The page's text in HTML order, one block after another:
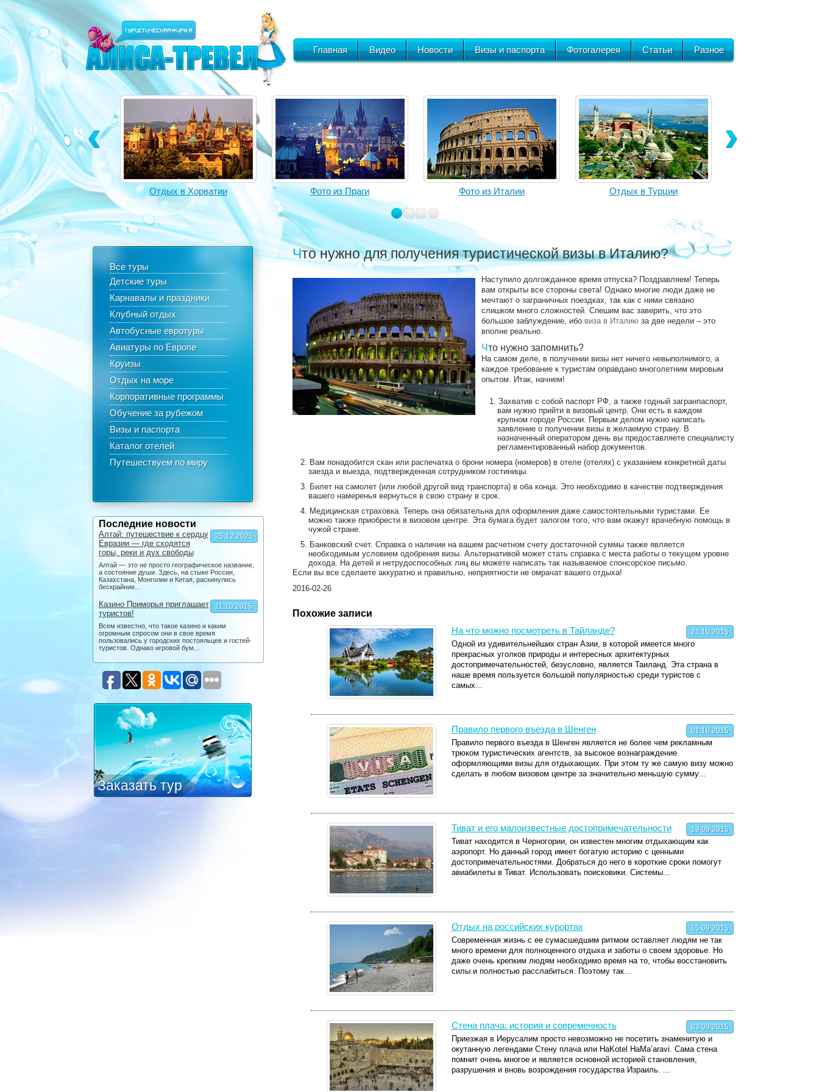
Главная Видео Новости Визы и паспорта Фотогалерея Статьи Разное
Отдых в Турции Отдых в Хорватии Фото из Праги Фото из Италии Отдых в Турции
Все туры
Детские туры
Карнавалы и праздники
Клубный отдых
Автобусные евротуры
Авиатуры по Европе
Круизы
Отдых на море
Корпоративные программы
Обучение за рубежом
Визы и паспорта
Каталог отелей
Путешествуем по миру
Последние новости
25.12.2025
Алтай: путешествие к сердцу
Евразии — где сходятся
горы, реки и дух свободы
Алтай — это не просто географическое название,
а состояние души. Здесь, на стыке России,
Казахстана, Монголии и Китая, раскинулись
бескрайние...
11.10.2015
Казино Приморья приглашает
туристов!
Всем известно, что такое казино и каким
огромным спросом они в свое время
пользовались у городских постояльцев и гостей-
туристов. Однако игровой бум...
Заказать тур
Что нужно для получения туристической визы в Италию?
Наступило долгожданное время отпуска? Поздравляем! Теперь
вам открыты все стороны света! Однако многие люди даже не
мечтают о заграничных поездках, так как с ними связано
слишком много сложностей. Спешим вас заверить, что это
большое заблуждение, ибо виза в Италиюза две недели – это
вполне реально.
Что нужно запомнить?
На самом деле, в получении визы нет ничего невыполнимого, а
каждое требование к туристам оправдано многолетним мировым
опытом. Итак, начнем!
Захватив с собой паспорт РФ, а также годный загранпаспорт,
вам нужно прийти в визовый центр. Они есть в каждом
крупном городе России. Первым делом нужно написать
заявление о получении визы в желаемую страну. В
назначенный оператором день вы предоставляете специалисту
регламентированный набор документов.
Вам понадобится скан или распечатка о брони номера (номеров) в отеле (отелях) с указанием конкретной даты
заезда и выезда, подтвержденная сотрудником гостиницы.
Билет на самолет (или любой другой вид транспорта) в оба конца. Это необходимо в качестве подтверждения
вашего намеренья вернуться в свою страну в срок.
Медицинская страховка. Теперь она обязательна для оформления даже самостоятельными туристами. Ее
можно также приобрести в визовом центре. Эта бумага будет залогом того, что вам окажут врачебную помощь в
чужой стране.
Банковский счет. Справка о наличии на вашем расчетном счету достаточной суммы также является
необходимым условием одобрения визы. Альтернативой может стать справка с места работы о текущем уровне
дохода. На детей и нетрудоспособных лиц вы можете написать так называемое спонсорское письмо.
Если вы все сделаете аккуратно и правильно, неприятности не омрачат вашего отдыха!
2016-02-26
Похожие записи
21.10.2015
На что можно посмотреть в Тайланде?
Одной из удивительнейших стран Азии, в которой имеется много
прекрасных уголков природы и интересных архитектурных
достопримечательностей, безусловно, является Таиланд. Эта страна в
наше время пользуется большой популярностью среди туристов с
самых...
01.10.2015
Правило первого въезда в Шенген
Правило первого въезда в Шенген является не более чем рекламным
трюком туристических агентств, за высокое вознаграждение
оформляющими визы для отдыхающих. При этом ту же самую визу можно
сделать в любом визовом центре за значительно меньшую сумму...
19.09.2015
Тиват и его малоизвестные достопримечательности
Тиват находится в Черногории, он известен многим отдыхающим как
аэропорт. Но данный город имеет богатую историю с ценными
достопримечательностями. Добраться до него в короткие сроки помогут
авиабилеты в Тиват. Использовать поисковики. Системы...
15.09.2015
Отдых на российских курортах
Современная жизнь с ее сумасшедшим ритмом оставляет людям не так
много времени для полноценного отдыха и заботы о своем здоровье. Но
даже очень крепким людям необходимо время на то, чтобы восстановить
силы и полностью расслабиться. Поэтому так...
03.09.2015
Стена плача: история и современность
Приезжая в Иерусалим просто невозможно не посетить знаменитую и
окутанную легендами Стену плача или HaKotel HaMa’aravi. Сама стена
помнит очень многое и является основной историей становления,
разрушения и вновь возрождения государства Израиль. ...